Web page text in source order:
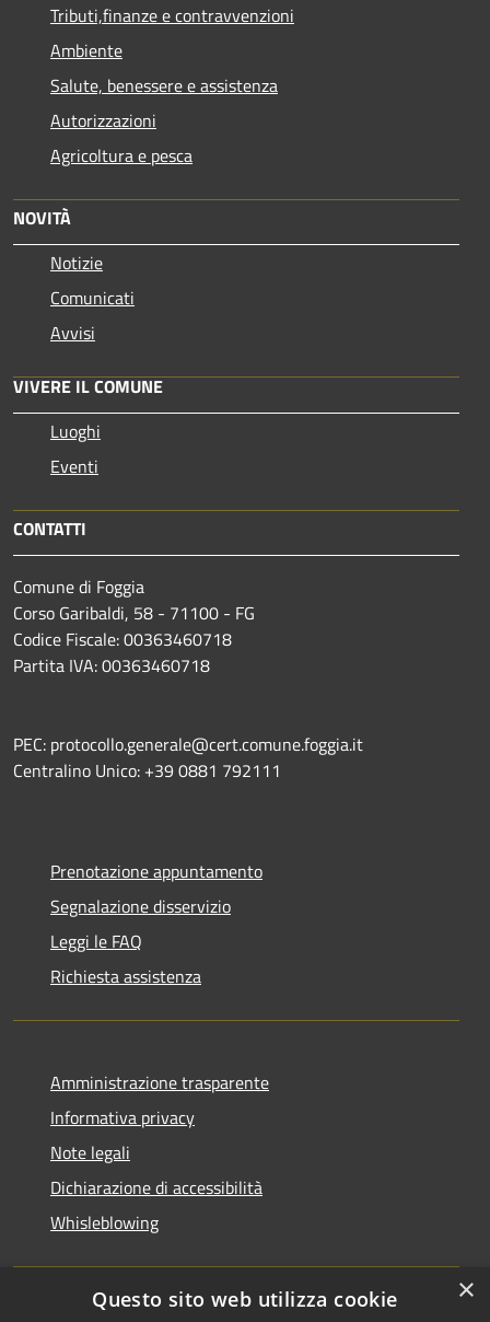
Tributi,finanze e contravvenzioni
Ambiente
Salute, benessere e assistenza
Autorizzazioni
Agricoltura e pesca
NOVITÀ
Notizie
Comunicati
Avvisi
VIVERE IL COMUNE
Luoghi
Eventi
CONTATTI
Comune di Foggia
Corso Garibaldi, 58 - 71100 - FG
Codice Fiscale: 00363460718
Partita IVA: 00363460718
PEC: protocollo.generale@cert.comune.foggia.it
Centralino Unico: +39 0881 792111
Prenotazione appuntamento
Segnalazione disservizio
Leggi le FAQ
Richiesta assistenza
Amministrazione trasparente
Informativa privacy
Note legali
Dichiarazione di accessibilità
Whisleblowing
×
Questo sito web utilizza cookie